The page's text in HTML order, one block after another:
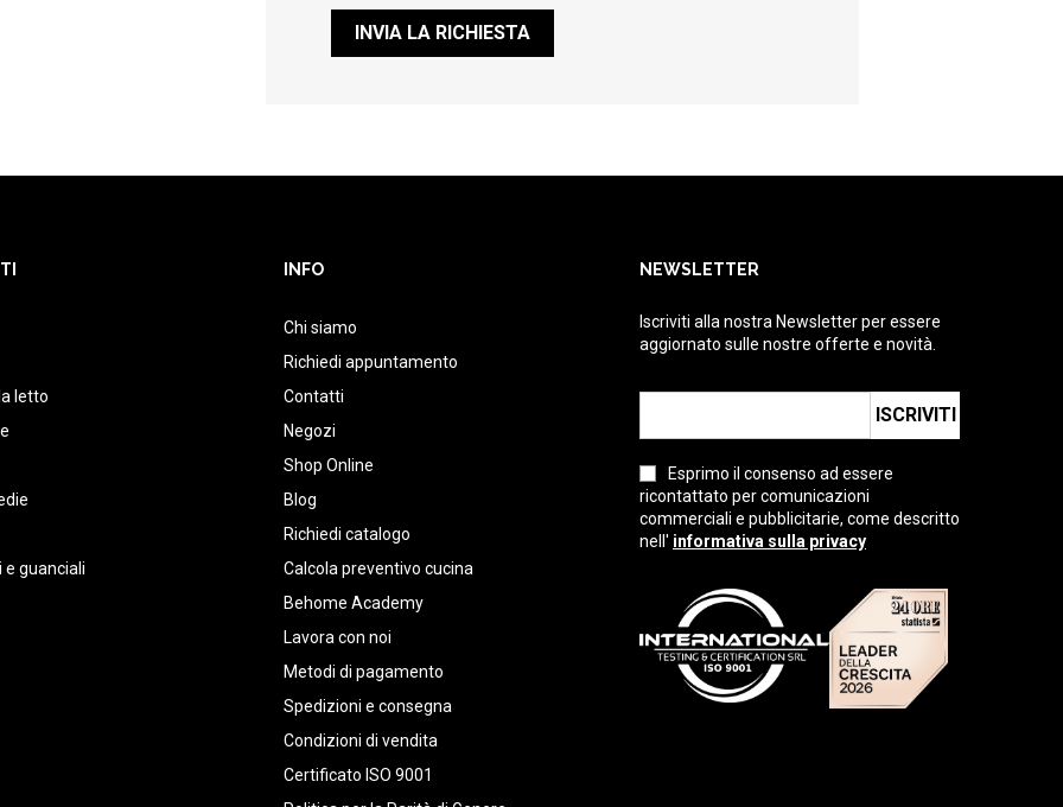
INVIA LA RICHIESTA
letto
e guanciali
INFO
Chi siamo
Richiedi appuntamento
Contatti
Negozi
Shop Online
Blog
Richiedi catalogo
Calcola preventivo cucina
Behome Academy
Lavora con noi
Metodi di pagamento
Spedizioni e consegna
Condizioni di vendita
Certificato ISO 9001
NEWSLETTER
Iscriviti alla nostra Newsletter per essere
aggiornato sulle nostre offerte e novità.
ISCRIVITI
Esprimo il consenso ad essere
ricontattato per comunicazioni
commerciali e pubblicitarie, come descritto
nell' informativa sulla privacy